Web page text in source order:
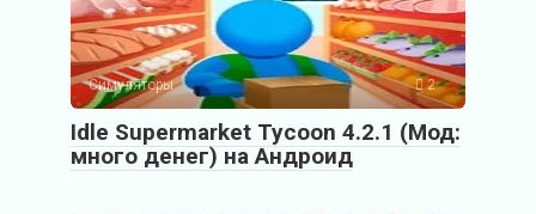
Симуляторы 2
Idle Supermarket Tycoon 4.2.1 (Мод:
много денег) на Андроид